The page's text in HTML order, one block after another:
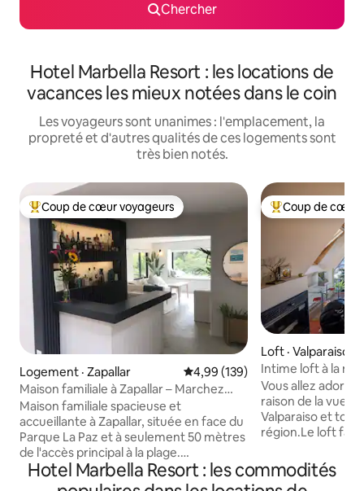
Chercher
Hotel Marbella Resort : les locations de
vacances les mieux notées dans le coin
Les voyageurs sont unanimes : l'emplacement, la
propreté et d'autres qualités de ces logements sont
très bien notés.
Coup de cœur voyageurs parmi les plus aimés
Coup de cœur voyageurs
Logement · Zapallar Note moyenne de 4,99 sur 5,
4,99 (139)
Maison familiale à Zapallar – Marchez
jusqu'à la plage
Maison familiale spacieuse et
accueillante à Zapallar, située en face du
Parque La Paz et à seulement 50 mètres
de l'accès principal à la plage.
Entièrement rénovée, elle peut accueillir
confortablement jusqu'à 14 personnes
Coup de cœur
Coup de cœur
Loft · Valparaiso
Intime loft à la
sur la baie
Vous allez adorer
raison de la vue
Valparaiso et tout
région.Le loft fait
rénovée et
proximité de
Hotel Marbella Resort : les commodités